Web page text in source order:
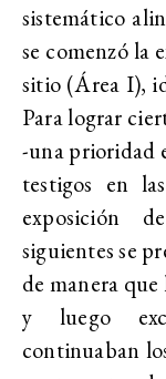
sistemático
se comenzó la
sitio (Área I),
Para lograr
-una prioridad
testigos en
exposición
siguientes se
de manera
y luego
continuaban